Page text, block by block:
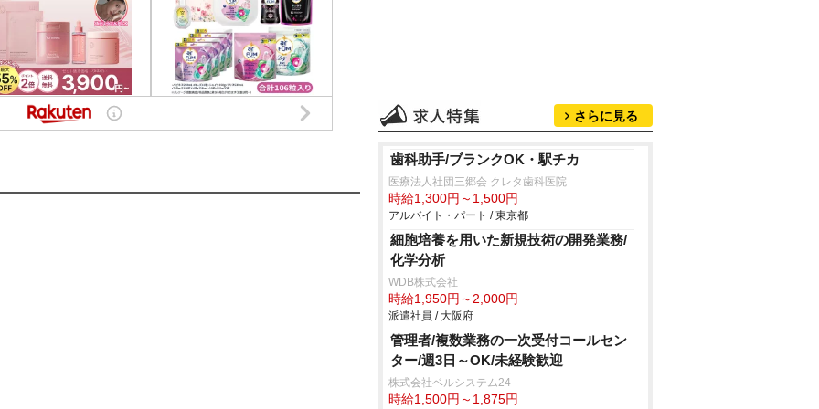
さらに見る
歯科助手/ブランクOK・駅チカ
医療法人社団三郷会 クレタ歯科医院
時給1,300円～1,500円
アルバイト・パート / 東京都
細胞培養を用いた新規技術の開発業務/
化学分析
WDB株式会社
時給1,950円～2,000円
派遣社員 / 大阪府
管理者/複数業務の一次受付コールセン
ター/週3日～OK/未経験歓迎
株式会社ベルシステム24
時給1,500円～1,875円